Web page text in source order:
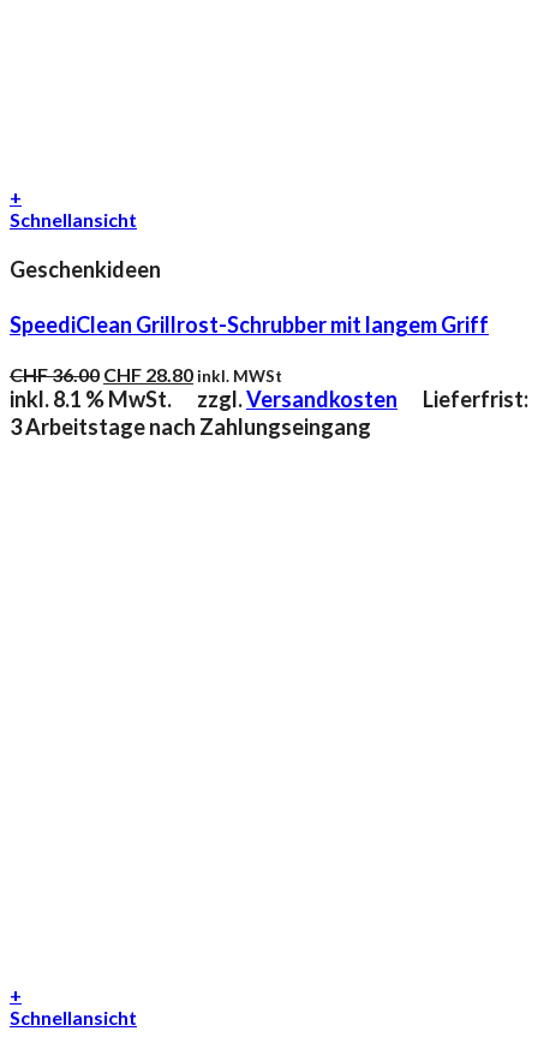
+
Schnellansicht
Geschenkideen
SpeediClean Grillrost-Schrubber mit langem Griff
CHF36.00 Ursprünglicher
Preis
war:
CHF 36.00
CHF 28.80Aktueller
Preis
ist:
CHF 28.80.
inkl. MWSt
inkl. 8.1 % MwSt. zzgl.Versandkosten
Lieferfrist:
3 Arbeitstage nach Zahlungseingang
+
Schnellansicht